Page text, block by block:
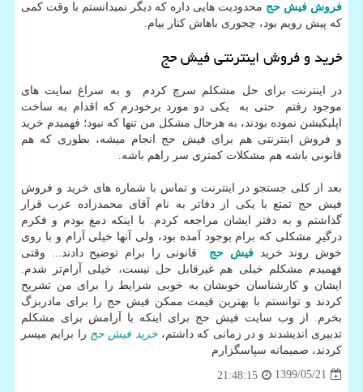
فروش فیش حج محدودیت هایی داره که دیگر نمیدانستم با وقت کمی
که پیش رویم بود، چجوری باهاش کنار بیام.
خرید و فروش اینترنتی فیش حج
در اینترنت برای حل مشکلم سرچ کردم و به سراغ سایت های
موجود رفتم حتی به یکی دو مورد برخودرم که اقدام به ساخت
اپلیکیشن نموده بودند، به هرحال مشکل من تنها که نبود؛ فهمیدم خرید
و فروش اینترنتی هم برای فیش حج انجام میشه، بطوری که هم
قانونی باشه هم مشکلات کمتری سر راهم باشه.
بعد از کلی جستجو در اینترنت و تماس با شماره های خرید و فروش
فیش حج تمتع با یکی از دفاتر به نام آقای محمدزاده عرب قرار
گذاشتم و به دفتر ایشان مراجعه کردم. با اینکه دمغ بودم و فکرم
درگیرِ مشکلی که برام بوجود آمده بود، ولی آنها خیلی آرام و با روی
خوش روند خرید فیش حج قانونی را برام توضیح دادند... وقتی
فهمیدم مشکلم خیلی هم غیرقابل حل نیست، خیلی آرام‌تر شدم.
ایشان و کارشناسان خوبشان به خوبی شرایط را برای من تشریح
کردند و توانستم با بهترین قیمت ممکن فیش حج را برای مادربزگ
بخرم. از وب سایت فیش حج برای اینکه با آرامش برای مشکلم
تدبیری اندیشدند و در زمانی که داشتم،خرید فیش حج را برایم میسر
کردند، صمیمانه سپاسگزارم
1399/05/21
21:48:15